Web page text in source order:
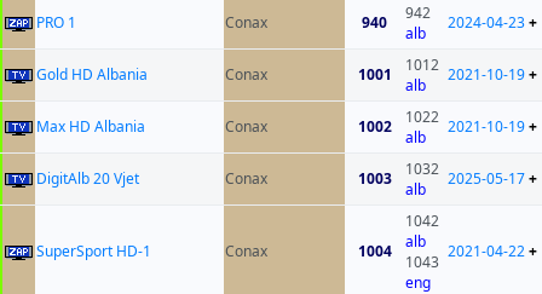
PRO 1 Conax 940
942
alb
2024-04-23+
Gold HD Albania Conax 1001
1012
alb
2021-10-19+
Max HD Albania Conax 1002
1022
alb
2021-10-19+
DigitAlb 20 Vjet Conax 1003
1032
alb
2025-05-17+
SuperSport HD-1 Conax 1004
1042
alb
1043
eng
2021-04-22+